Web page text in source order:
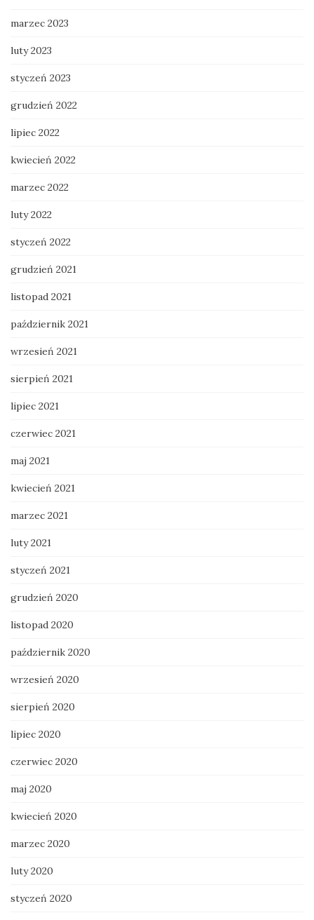
marzec 2023
luty 2023
styczeń 2023
grudzień 2022
lipiec 2022
kwiecień 2022
marzec 2022
luty 2022
styczeń 2022
grudzień 2021
listopad 2021
październik 2021
wrzesień 2021
sierpień 2021
lipiec 2021
czerwiec 2021
maj 2021
kwiecień 2021
marzec 2021
luty 2021
styczeń 2021
grudzień 2020
listopad 2020
październik 2020
wrzesień 2020
sierpień 2020
lipiec 2020
czerwiec 2020
maj 2020
kwiecień 2020
marzec 2020
luty 2020
styczeń 2020